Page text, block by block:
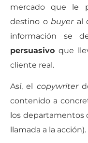
mercado que le
destino o buyeral
información se
persuasivoque
cliente real.
Así, el copywriter
contenido a
los departamentos
llamada a la acción).